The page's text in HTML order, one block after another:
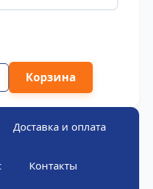
Корзина
Доставка и оплата
Контакты